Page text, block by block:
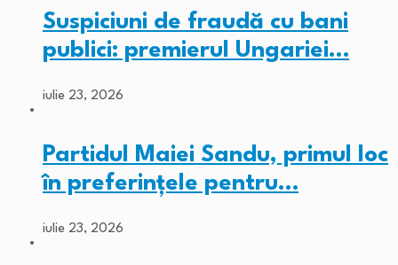
Suspiciuni de fraudă cu bani
publici: premierul Ungariei…
iulie 23, 2026
Partidul Maiei Sandu, primul loc
în preferințele pentru…
iulie 23, 2026